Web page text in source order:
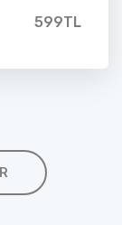
599TL